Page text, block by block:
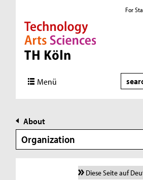
Direkt zur Hauptnavigation
Direkt zur Subnavigation
Direkt zum Inhalt
Direkt zum Fußbereich
For
Menü Search
About
Organization
Diese Seite auf